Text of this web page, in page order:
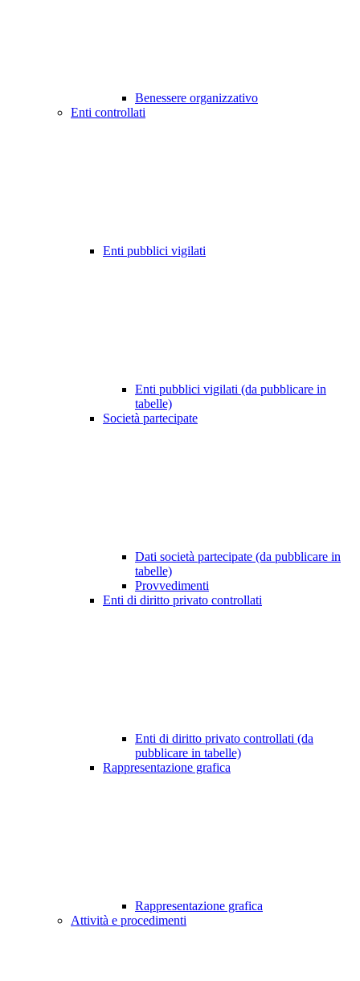
Benessere organizzativo
Enti controllati
Enti pubblici vigilati
Enti pubblici vigilati (da pubblicare in
tabelle)
Società partecipate
Dati società partecipate (da pubblicare in
tabelle)
Provvedimenti
Enti di diritto privato controllati
Enti di diritto privato controllati (da
pubblicare in tabelle)
Rappresentazione grafica
Rappresentazione grafica
Attività e procedimenti